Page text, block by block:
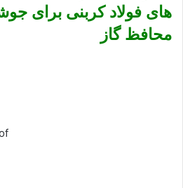
های فولاد کربنی برای
محافظ گاز